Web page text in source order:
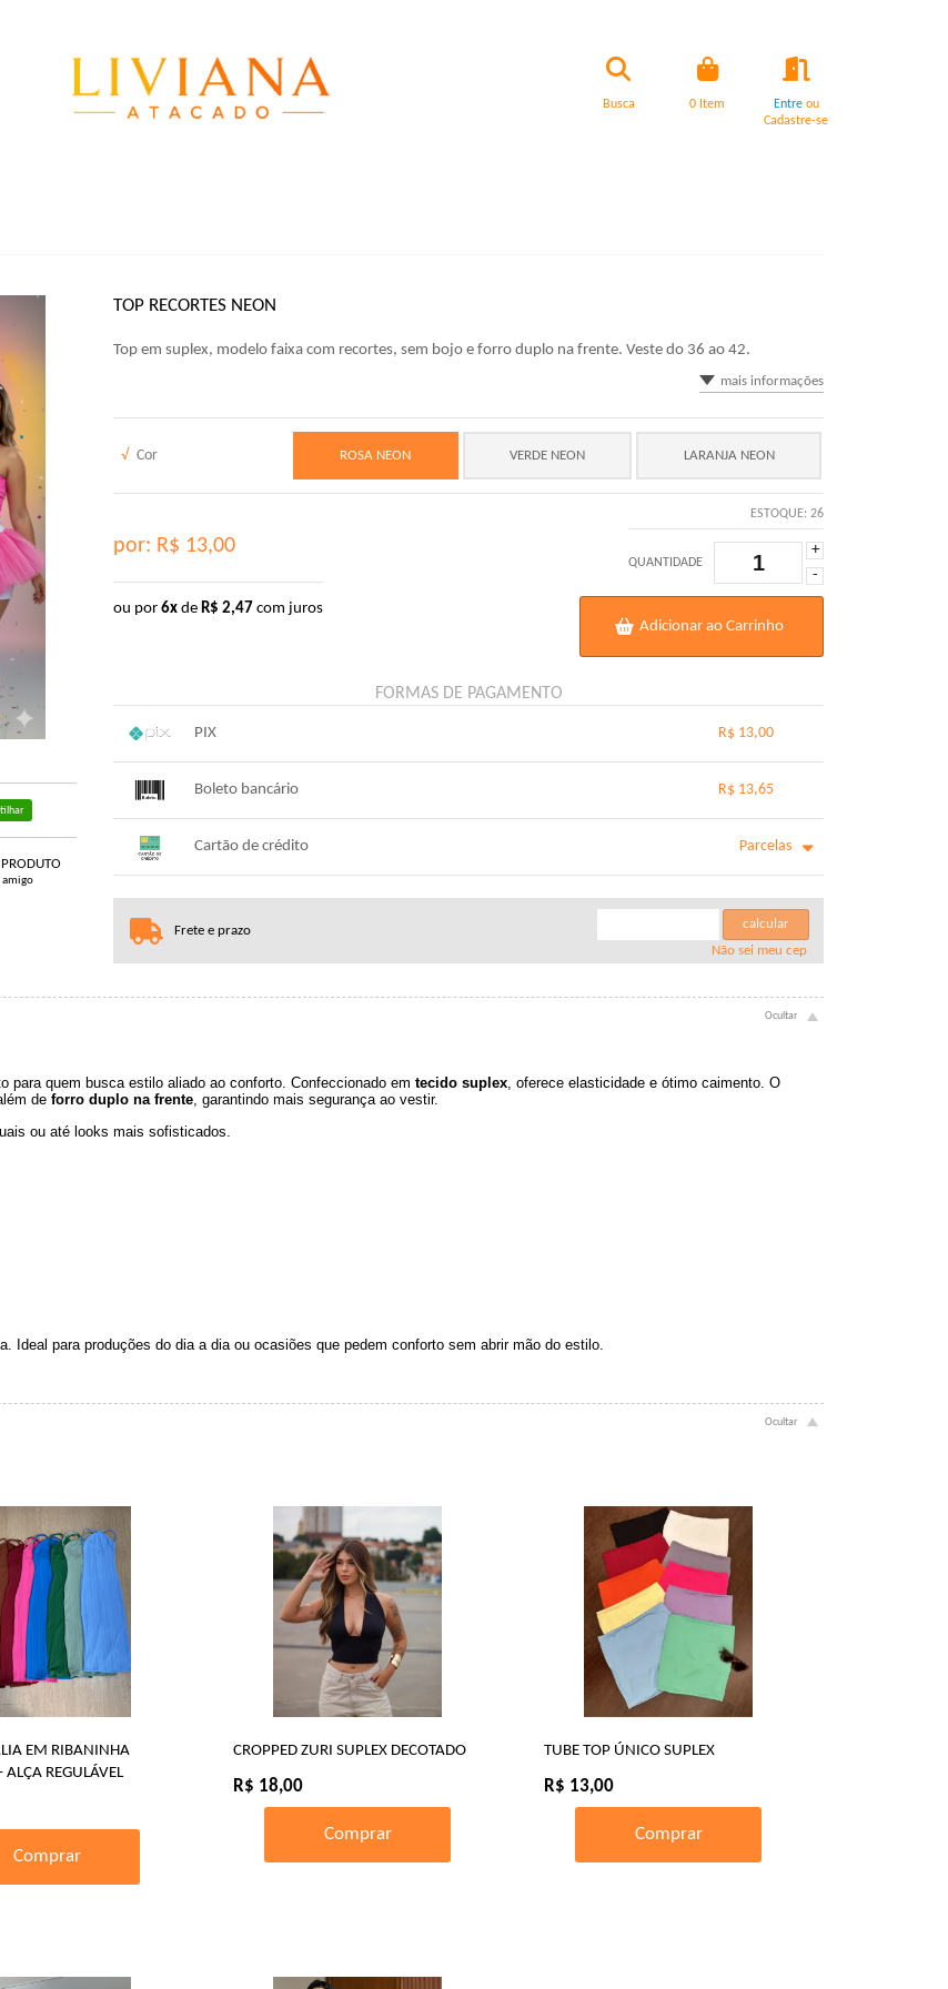
Busca 0 Item Entreou
Cadastre-se
PRODUTO
amigo
TOP RECORTES NEON
Top em suplex, modelo faixa com recortes, sem bojo e forro duplo na frente. Veste do 36 ao 42.
mais informações
√ Cor ROSA NEON VERDE NEON LARANJA NEON
por: R$ 13,00
ou por 6x de R$ 2,47 com juros
ESTOQUE: 26
QUANTIDADE
+
-
Adicionar ao Carrinho
FORMAS DE PAGAMENTO
PIX R$ 13,00
Boleto bancário R$ 13,65
Cartão de crédito Parcelas
3x com juros de R$ 4,74
.
.
Frete e prazo
calcular
Não sei meu cep
para quem busca estilo aliado ao conforto. Confeccionado em tecido suplex , oferece elasticidade e ótimo caimento. O
de forro duplo na frente , garantindo mais segurança ao vestir.
ou até looks mais sofisticados.
Ideal para produções do dia a dia ou ocasiões que pedem conforto sem abrir mão do estilo.
EM RIBANINHA
REGULÁVEL
Comprar
CROPPED ZURI SUPLEX DECOTADO
R$ 18,00
Comprar
TUBE TOP ÚNICO SUPLEX
R$ 13,00
Comprar